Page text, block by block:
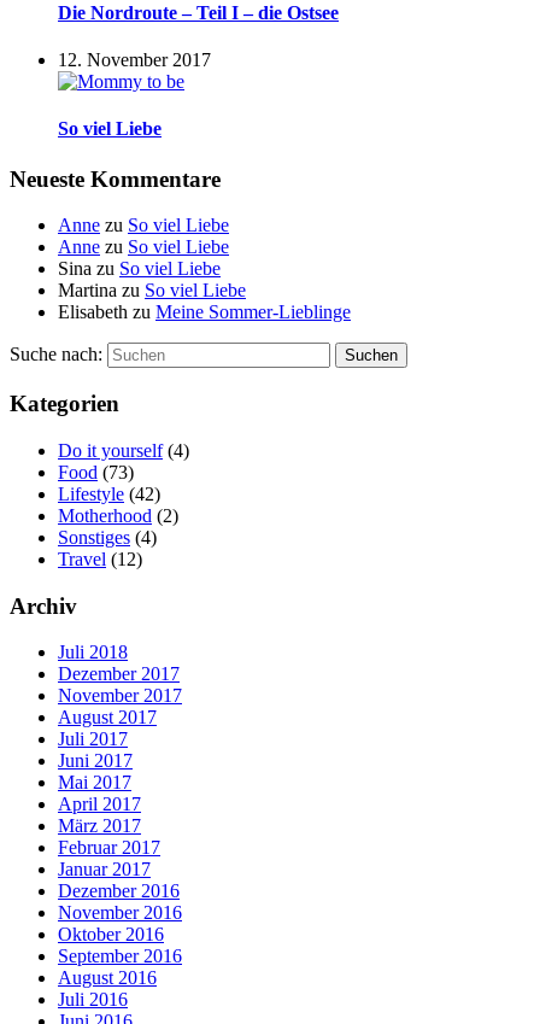
Die Nordroute – Teil I – die Ostsee
12. November 2017
So viel Liebe
Neueste Kommentare
Anne zu So viel Liebe
Anne zu So viel Liebe
Sina zu So viel Liebe
Martina zu So viel Liebe
Elisabeth zu Meine Sommer-Lieblinge
Suche nach: Suchen
Kategorien
Do it yourself (4)
Food (73)
Lifestyle (42)
Motherhood (2)
Sonstiges (4)
Travel (12)
Archiv
Juli 2018
Dezember 2017
November 2017
August 2017
Juli 2017
Juni 2017
Mai 2017
April 2017
März 2017
Februar 2017
Januar 2017
Dezember 2016
November 2016
Oktober 2016
September 2016
August 2016
Juli 2016